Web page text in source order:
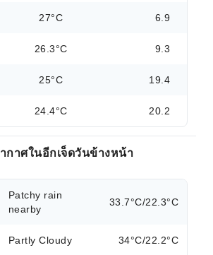
27°C 6.9
26.3°C 9.3
25°C 19.4
24.4°C 20.2
กาศในอีกเจ็ดวันข้างหน้า
Patchy rain
nearby
33.7°C/22.3°C
Partly Cloudy 34°C/22.2°C